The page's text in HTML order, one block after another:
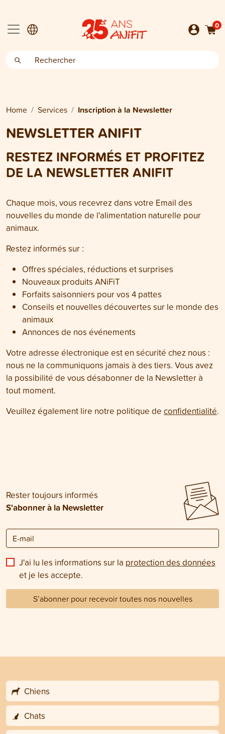
0
Home Services Inscription à la Newsletter
NEWSLETTER ANIFIT
RESTEZ INFORMÉS ET PROFITEZ
DE LA NEWSLETTER ANIFIT
Chaque mois, vous recevrez dans votre Email des
nouvelles du monde de l'alimentation naturelle pour
animaux.
Restez informés sur :
Offres spéciales, réductions et surprises
Nouveaux produits ANiFiT
Forfaits saisonniers pour vos 4 pattes
Conseils et nouvelles découvertes sur le monde des
animaux
Annonces de nos événements
Votre adresse électronique est en sécurité chez nous :
nous ne la communiquons jamais à des tiers. Vous avez
la possibilité de vous désabonner de la Newsletter à
tout moment.
Veuillez également lire notre politique de confidentialité.
Rester toujours informés
S'abonner à la Newsletter
J'ai lu les informations sur la protection des données
et je les accepte.
S’abonner pour recevoir toutes nos nouvelles
Chiens
Chats